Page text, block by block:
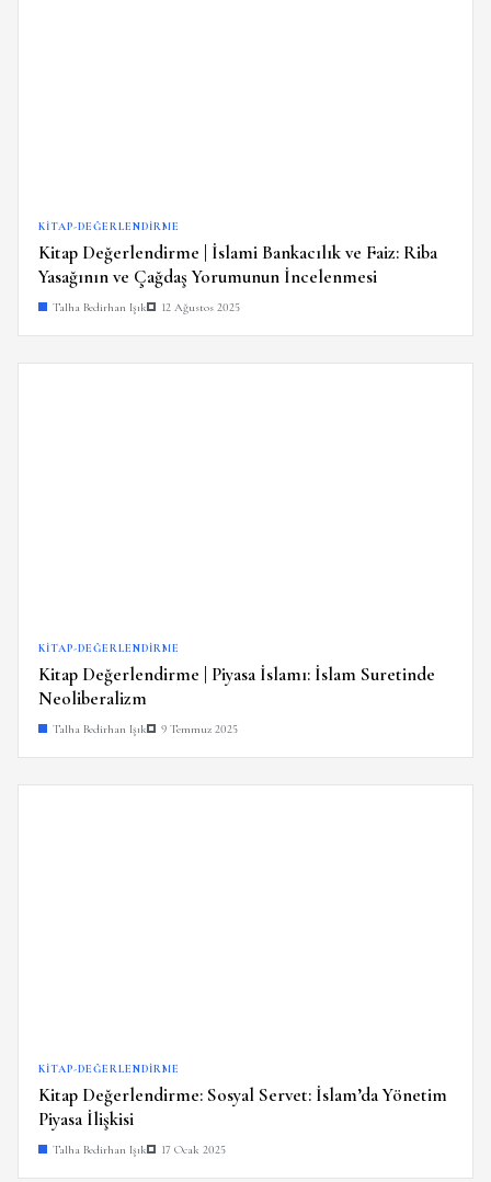
KITAP-DEĞERLENDIRME
Kitap Değerlendirme | İslami Bankacılık ve Faiz: Riba
Yasağının ve Çağdaş Yorumunun İncelenmesi
Talha Bedirhan Işık 12 Ağustos 2025
KITAP-DEĞERLENDIRME
Kitap Değerlendirme | Piyasa İslamı: İslam Suretinde
Neoliberalizm
Talha Bedirhan Işık 9 Temmuz 2025
KITAP-DEĞERLENDIRME
Kitap Değerlendirme: Sosyal Servet: İslam’da Yönetim
Piyasa İlişkisi
Talha Bedirhan Işık 17 Ocak 2025